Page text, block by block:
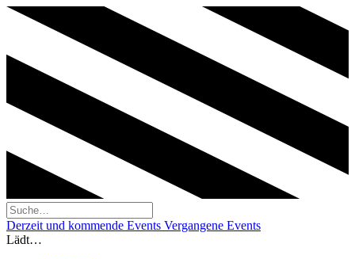
Derzeit und kommende Events Vergangene Events
Lädt…